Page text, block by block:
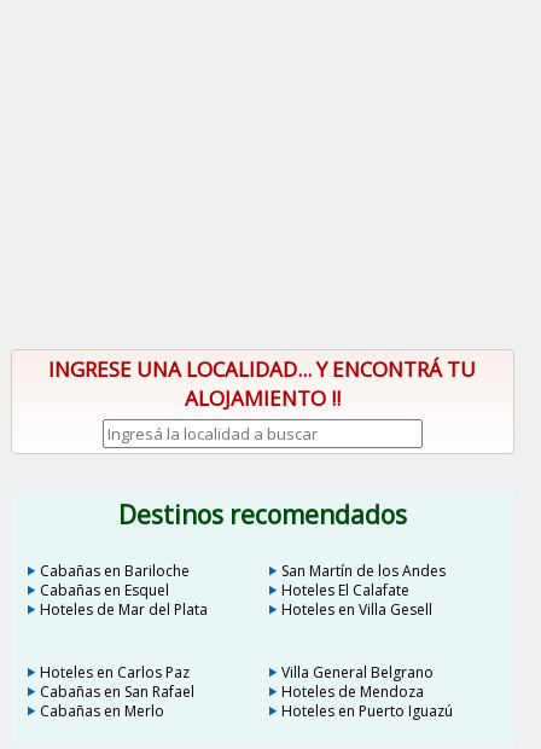
INGRESE UNA LOCALIDAD... Y ENCONTRÁ TU
ALOJAMIENTO !!
Destinos recomendados
Cabañas en Bariloche
San Martín de los Andes
Cabañas en Esquel
Hoteles El Calafate
Hoteles de Mar del Plata
Hoteles en Villa Gesell
Hoteles en Carlos Paz
Villa General Belgrano
Cabañas en San Rafael
Hoteles de Mendoza
Cabañas en Merlo
Hoteles en Puerto Iguazú